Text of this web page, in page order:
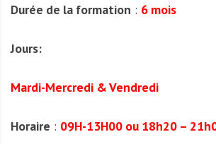
Durée de la formation : 6 mois
Jours:
Mardi-Mercredi & Vendredi
Horaire : 09H-13H00 ou 18h20 –